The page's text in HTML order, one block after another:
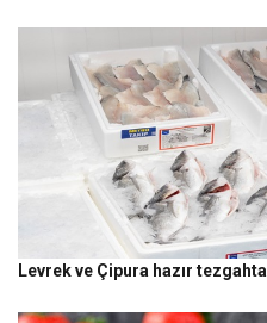
Levrek ve Çipura hazır tezgahta